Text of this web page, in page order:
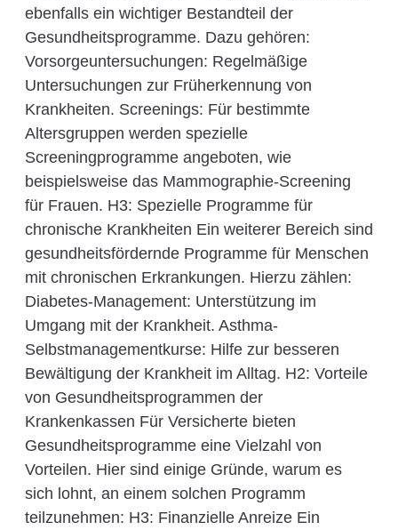
ebenfalls ein wichtiger Bestandteil der
Gesundheitsprogramme. Dazu gehören:
Vorsorgeuntersuchungen: Regelmäßige
Untersuchungen zur Früherkennung von
Krankheiten. Screenings: Für bestimmte
Altersgruppen werden spezielle
Screeningprogramme angeboten, wie
beispielsweise das Mammographie-Screening
für Frauen. H3: Spezielle Programme für
chronische Krankheiten Ein weiterer Bereich sind
gesundheitsfördernde Programme für Menschen
mit chronischen Erkrankungen. Hierzu zählen:
Diabetes-Management: Unterstützung im
Umgang mit der Krankheit. Asthma-
Selbstmanagementkurse: Hilfe zur besseren
Bewältigung der Krankheit im Alltag. H2: Vorteile
von Gesundheitsprogrammen der
Krankenkassen Für Versicherte bieten
Gesundheitsprogramme eine Vielzahl von
Vorteilen. Hier sind einige Gründe, warum es
sich lohnt, an einem solchen Programm
teilzunehmen: H3: Finanzielle Anreize Ein